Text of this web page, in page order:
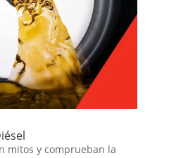
mitos y comprueban la